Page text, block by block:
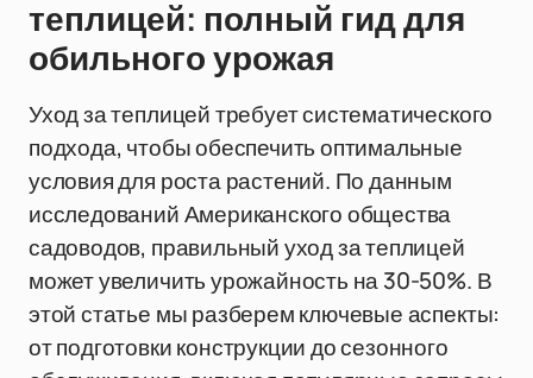
теплицей: полный гид для
обильного урожая
Уход за теплицей требует систематического
подхода, чтобы обеспечить оптимальные
условия для роста растений. По данным
исследований Американского общества
садоводов, правильный уход за теплицей
может увеличить урожайность на 30-50%. В
этой статье мы разберем ключевые аспекты:
от подготовки конструкции до сезонного